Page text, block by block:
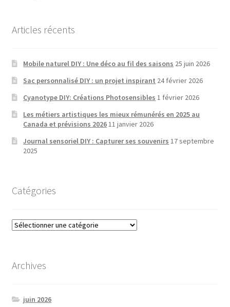
Articles récents
Mobile naturel DIY : Une déco au fil des saisons 25 juin 2026
Sac personnalisé DIY : un projet inspirant 24 février 2026
Cyanotype DIY: Créations Photosensibles 1 février 2026
Les métiers artistiques les mieux rémunérés en 2025 au
Canada et prévisions 202611 janvier 2026
Journal sensoriel DIY : Capturer ses souvenirs 17 septembre
2025
Catégories
Catégories
Archives
juin 2026